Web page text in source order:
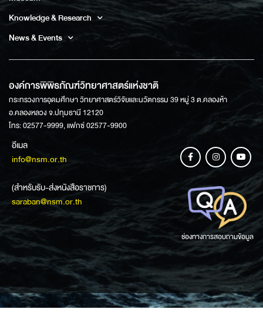
Knowledge & Research
News & Events
องค์การพิพิธภัณฑ์วิทยาศาสตร์แห่งชาติ
กระทรวงการอุดมศึกษา วิทยาศาสตร์วิจัยและนวัตกรรม 39 หมู่ 3 ต.คลองห้า
อ.คลองหลวง จ.ปทุมธานี 12120
โทร: 02577-9999, แฟกซ์ 02577-9900
อีเมล
info@nsm.or.th
(สำหรับรับ-ส่งหนังสือราชการ)
saraban@nsm.or.th
ช่องทางการสอบถามข้อมูล